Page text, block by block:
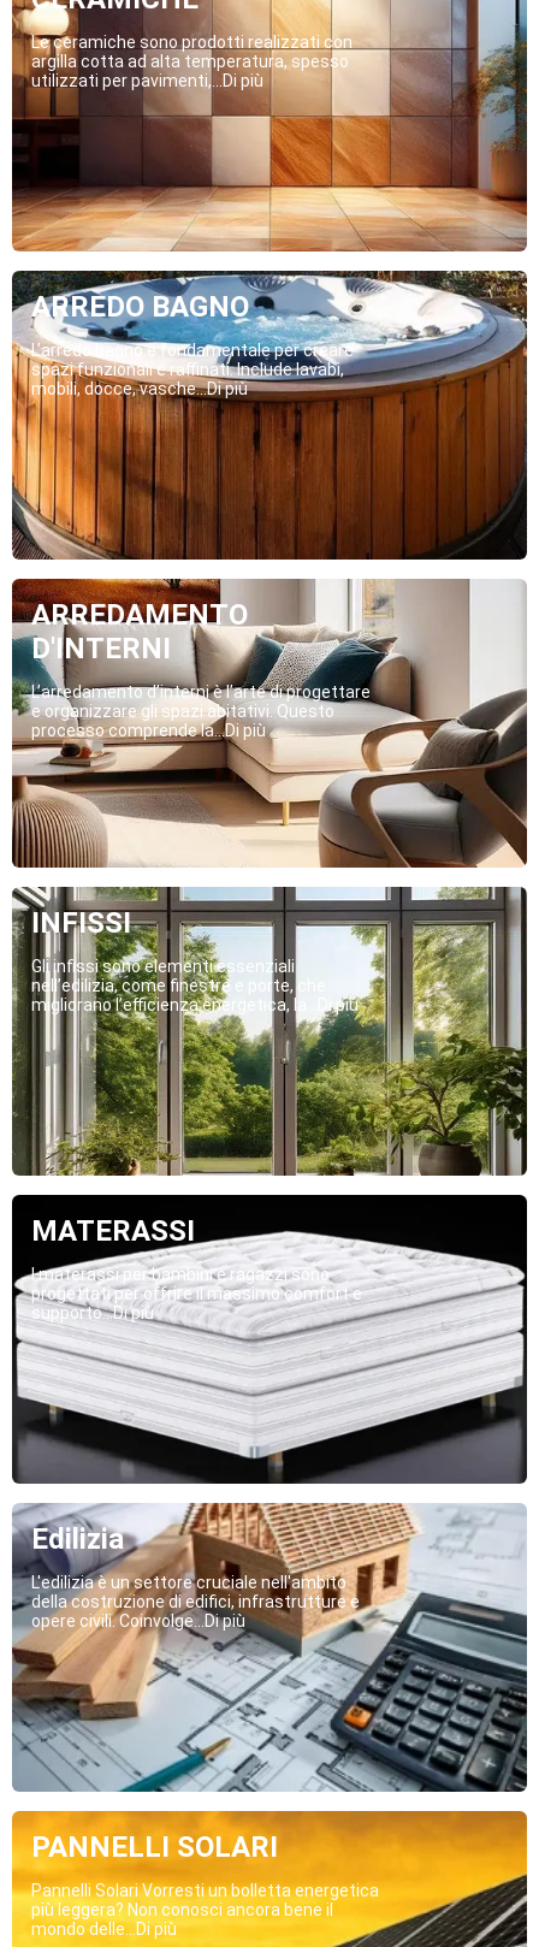
Le ceramiche sono prodotti realizzati con
argilla cotta ad alta temperatura, spesso
utilizzati per pavimenti,...Di più
ARREDO BAGNO
L’arredo bagno è fondamentale per creare
spazi funzionali e raffinati. Include lavabi,
mobili, docce, vasche...Di più
ARREDAMENTO
D'INTERNI
L’arredamento d’interni è l’arte di progettare
e organizzare gli spazi abitativi. Questo
processo comprende la...Di più
INFISSI
Gli infissi sono elementi essenziali
nell’edilizia, come finestre e porte, che
migliorano l’efficienza energetica, la...Di più
MATERASSI
I materassi per bambini e ragazzi sono
progettati per offrire il massimo comfort e
supporto...Di più
Edilizia
L'edilizia è un settore cruciale nell'ambito
della costruzione di edifici, infrastrutture e
opere civili. Coinvolge...Di più
PANNELLI SOLARI
Pannelli Solari Vorresti un bolletta energetica
più leggera? Non conosci ancora bene il
mondo delle...Di più